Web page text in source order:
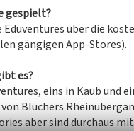
gespielt?
über die
gängigen App-Stores).
es?
eins in Kaub und
Blüchers
aber sind durchaus